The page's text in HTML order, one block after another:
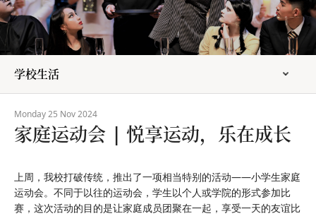
学校生活
Monday 25 Nov 2024
家庭运动会 | 悦享运动，乐在成长
上周，我校打破传统，推出了一项相当特别的活动——小学生家庭
运动会。不同于以往的运动会，学生以个人或学院的形式参加比
赛，这次活动的目的是让家庭成员团聚在一起，享受一天的友谊比